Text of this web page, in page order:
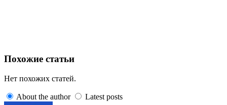
Похожие статьи
Нет похожих статей.
About the author Latest posts